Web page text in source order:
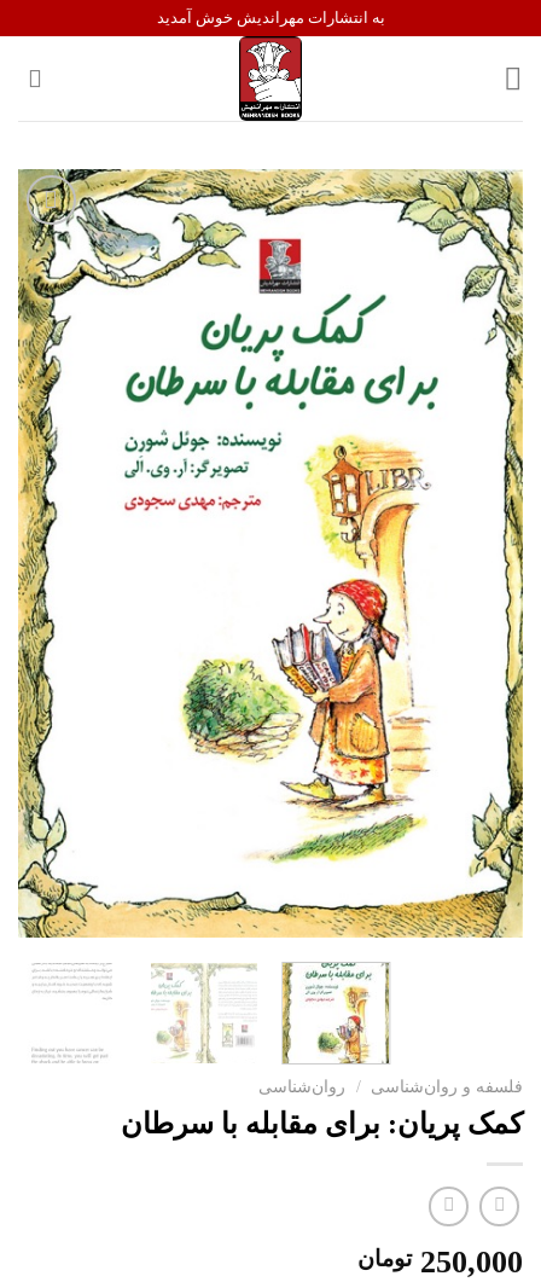
به انتشارات مهراندیش خوش آمدید
افزودن
به
علاقه
مندی
ها
فلسفه و روان‌شناسی / روان‌شناسی
کمک پریان: برای مقابله با سرطان
250,000 تومان